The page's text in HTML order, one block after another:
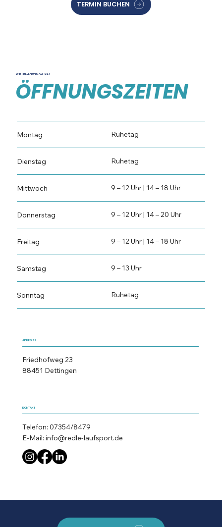
TERMIN BUCHEN
WIR FREUEN UNS AUF SIE!
ÖFFNUNGSZEITEN
Montag Ruhetag
Dienstag Ruhetag
Mittwoch 9 – 12 Uhr | 14 – 18 Uhr
Donnerstag 9 – 12 Uhr | 14 – 20 Uhr
Freitag 9 – 12 Uhr | 14 – 18 Uhr
Samstag 9 – 13 Uhr
Sonntag Ruhetag
ADRESSE
Friedhofweg 23
88451 Dettingen
KONTAKT
Telefon: 07354/8479
E-Mail:info@redle-laufsport.de